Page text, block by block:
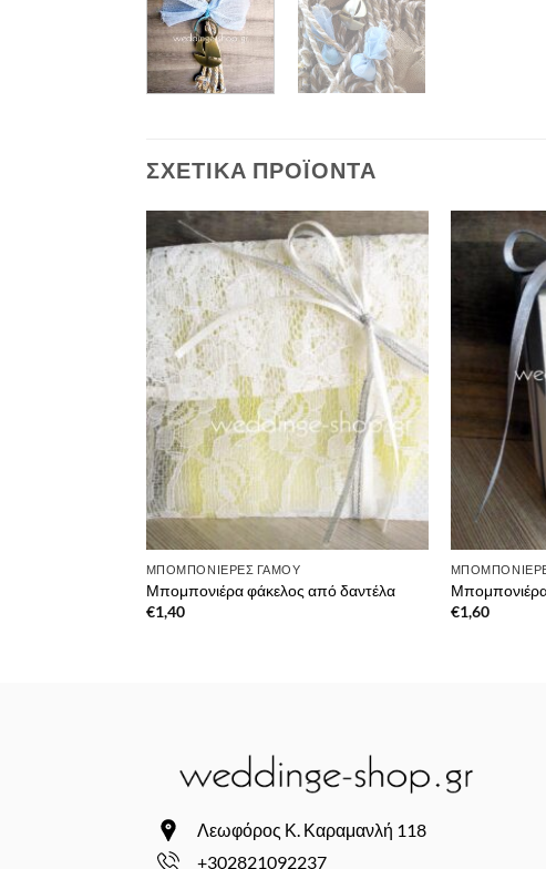
ΣΧΕΤΙΚΆ ΠΡΟΪΌΝΤΑ
Πρόσθήκη
στην λίστα
επιθυμιών
ΜΠΟΜΠΟΝΙΈΡΕΣ ΓΆΜΟΥ
Μπομπονιέρα φάκελος από δαντέλα
€1,40
€1,60
Λεωφόρος Κ. Καραμανλή 118
+302821092237